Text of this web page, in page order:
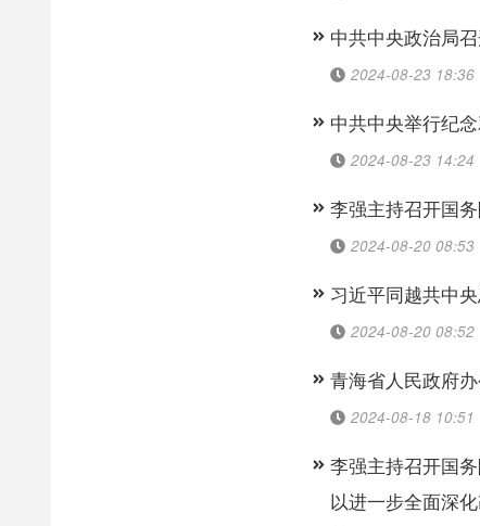
中共中央政治局
2024-08-23 18:36
中共中央举行纪
2024-08-23 14:24
李强主持召开国
2024-08-20 08:53
习近平同越共中
2024-08-20 08:52
青海省人民政府
2024-08-18 10:51
李强主持召开国
以进一步全面深